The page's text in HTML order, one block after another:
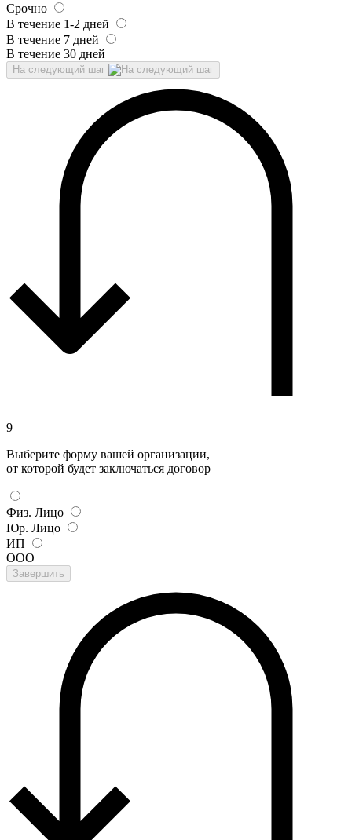
Срочно
В течение 1-2 дней
В течение 7 дней
В течение 30 дней
На следующий шаг
9
Выберите форму вашей организации,
от которой будет заключаться договор
Физ. Лицо
Юр. Лицо
ИП
ООО
Завершить